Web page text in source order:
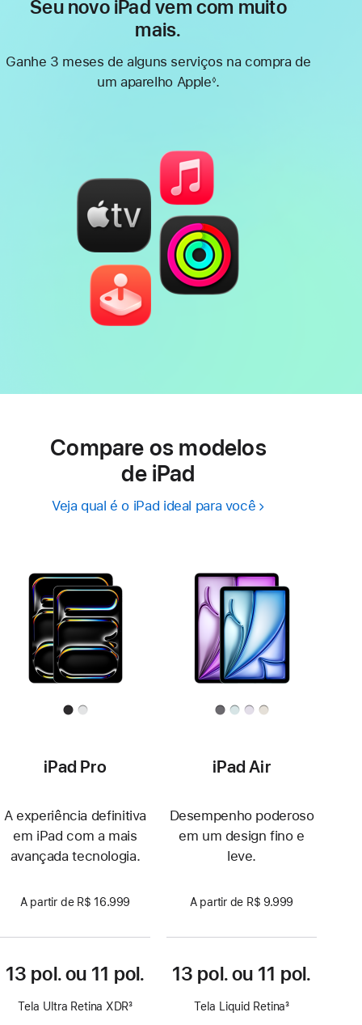
Seu novo iPad vem com muito
mais.
Ganhe 3 meses de alguns serviços na compra de
um aparelho Apple◊.
Compare os modelos
de iPad
Veja qual é o iPad ideal para você
iPad Pro
A experiência definitiva
em iPad com a mais
avançada tecnologia.
A partir de R$ 16.999
13 pol. ou 11 pol.
Tela Ultra Retina XDR3
iPad Air
Desempenho poderoso
em um design fino e
leve.
A partir de R$ 9.999
13 pol. ou 11 pol.
Tela Liquid Retina3